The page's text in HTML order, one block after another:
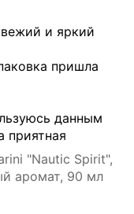
и яркий
пришла
данным
приятная
"Nautic Spirit",
аромат, 90 мл